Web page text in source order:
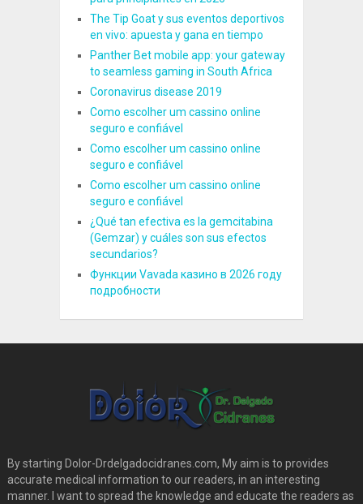
The Tip Goat y sus eventos deportivos
en vivo: apuesta y gana en tiempo
Panther Bet mobile app: your gateway
to seamless gaming in South Africa
Coronavirus disease 2019
Como escolher um cassino online
seguro e confiável
Como escolher um cassino online
seguro e confiável
Como escolher um cassino online
seguro e confiável
¿Qué tan efectiva es la gemcitabina
(Gemzar) y cuáles son sus efectos
secundarios?
Функции Vavada казино в 2026 году
подробности
By starting Dolor-Drdelgadocidranes.com, My aim is to provides
accurate medical information to our readers, in an interesting
manner. I want to spread the knowledge and educate the readers as